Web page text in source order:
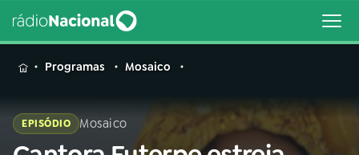
MENU
Buscar
Programas Mosaico
EPISÓDIO Mosaico